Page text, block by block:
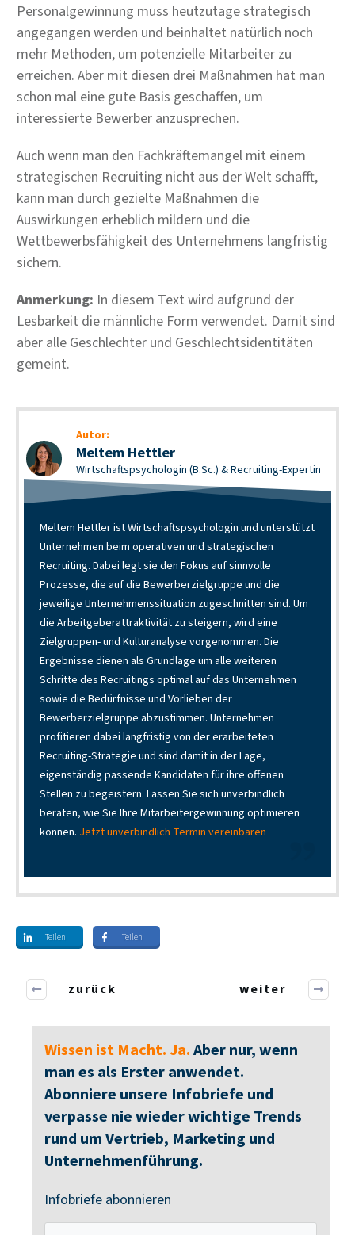
Personalgewinnung muss heutzutage strategisch
angegangen werden und beinhaltet natürlich noch
mehr Methoden, um potenzielle Mitarbeiter zu
erreichen. Aber mit diesen drei Maßnahmen hat man
schon mal eine gute Basis geschaffen, um
interessierte Bewerber anzusprechen.
Auch wenn man den Fachkräftemangel mit einem
strategischen Recruiting nicht aus der Welt schafft,
kann man durch gezielte Maßnahmen die
Auswirkungen erheblich mildern und die
Wettbewerbsfähigkeit des Unternehmens langfristig
sichern.
Anmerkung: In diesem Text wird aufgrund der
Lesbarkeit die männliche Form verwendet. Damit sind
aber alle Geschlechter und Geschlechtsidentitäten
gemeint.
Autor:
Meltem Hettler
Wirtschaftspsychologin (B.Sc.) & Recruiting-Expertin
Meltem Hettler ist Wirtschaftspsychologin und unterstützt
Unternehmen beim operativen und strategischen
Recruiting. Dabei legt sie den Fokus auf sinnvolle
Prozesse, die auf die Bewerberzielgruppe und die
jeweilige Unternehmenssituation zugeschnitten sind. Um
die Arbeitgeberattraktivität zu steigern, wird eine
Zielgruppen- und Kulturanalyse vorgenommen. Die
Ergebnisse dienen als Grundlage um alle weiteren
Schritte des Recruitings optimal auf das Unternehmen
sowie die Bedürfnisse und Vorlieben der
Bewerberzielgruppe abzustimmen. Unternehmen
profitieren dabei langfristig von der erarbeiteten
Recruiting-Strategie und sind damit in der Lage,
eigenständig passende Kandidaten für ihre offenen
Stellen zu begeistern. Lassen Sie sich unverbindlich
beraten, wie Sie Ihre Mitarbeitergewinnung optimieren
können. Jetzt unverbindlich Termin vereinbaren
Teilen Teilen
zurück weiter
Wissen ist Macht. Ja. Aber nur, wenn
man es als Erster anwendet.
Abonniere unsere Infobriefe und
verpasse nie wieder wichtige Trends
rund um Vertrieb, Marketing und
Unternehmenführung.
Infobriefe abonnieren